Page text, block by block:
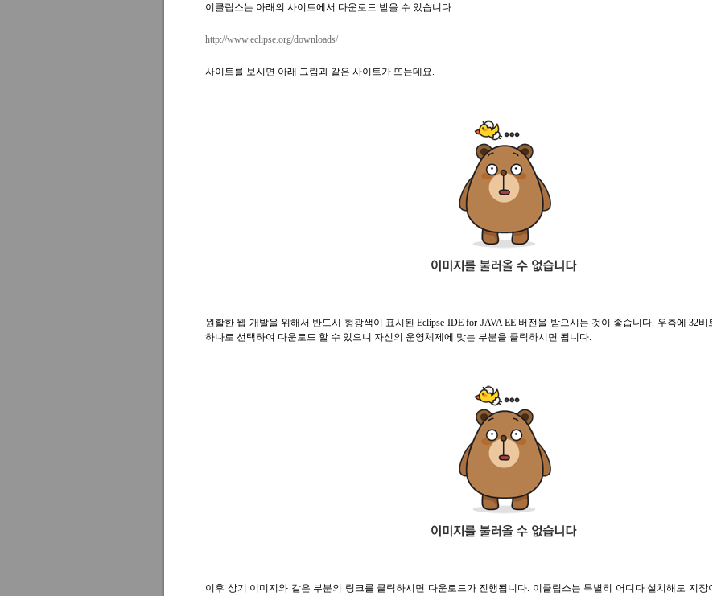
이클립스는 아래의 사이트에서 다운로드 받을 수 있습니다.
http://www.eclipse.org/downloads/
사이트를 보시면 아래 그림과 같은 사이트가 뜨는데요.
원활한 웹 개발을 위해서 반드시 형광색이 표시된 Eclipse IDE for JAVA EE 버전을 받으시는 것이 좋습니다. 우측에 32비
하나로 선택하여 다운로드 할 수 있으니 자신의 운영체제에 맞는 부분을 클릭하시면 됩니다.
이후 상기 이미지와 같은 부분의 링크를 클릭하시면 다운로드가 진행됩니다. 이클립스는 특별히 어디다 설치해도 지장이